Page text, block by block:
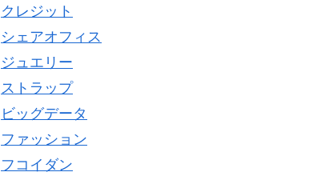
クレジット
シェアオフィス
ジュエリー
ストラップ
ビッグデータ
ファッション
フコイダン